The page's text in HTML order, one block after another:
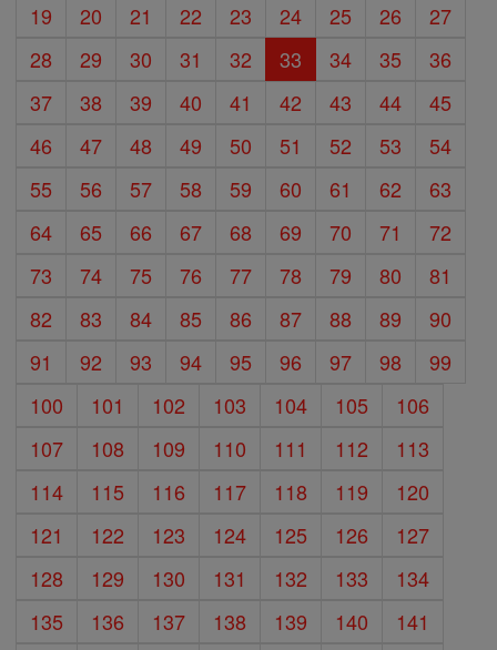
19
20 21 22 23 24 25 26
27
28
29 30 31 32 33 34 35
36
37
38 39 40 41 42 43 44
45
46
47 48 49 50 51 52 53
54
55
56 57 58 59 60 61 62
63
64
65 66 67 68 69 70 71
72
73
74 75 76 77 78 79 80
81
82
83 84 85 86 87 88 89
90
91
92 93 94 95 96 97 98
99
100
101 102 103 104 105
106
107
108 109 110 111 112
113
114
115 116 117 118 119
120
121
122 123 124 125 126
127
128
129 130 131 132 133
134
135
136 137 138 139 140 141